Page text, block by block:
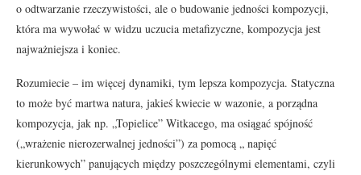
o odtwarzanie rzeczywistości, ale o budowanie jedności kompozycji,
która ma wywołać w widzu uczucia metafizyczne, kompozycja jest
najważniejsza i koniec.
Rozumiecie – im więcej dynamiki, tym lepsza kompozycja. Statyczna
to może być martwa natura, jakieś kwiecie w wazonie, a porządna
kompozycja, jak np. „Topielice” Witkacego, ma osiągać spójność
(„wrażenie nierozerwalnej jedności”) za pomocą „ napięć
kierunkowych” panujących między poszczególnymi elementami, czyli